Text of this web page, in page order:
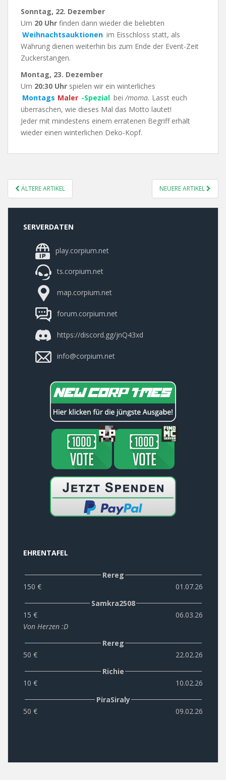
Sonntag, 22. Dezember
Um 20 Uhr finden dann wieder die beliebten
Weihnachtsauktionen im Eisschloss statt, als
Währung dienen weiterhin bis zum Ende der Event-Zeit
Zuckerstangen.
Montag, 23. Dezember
Um 20:30 Uhr spielen wir ein winterliches
Montags Maler -Spezial bei /moma. Lasst euch
überraschen, wie dieses Mal das Motto lautet!
Jeder mit mindestens einem erratenen Begriff erhält
wieder einen winterlichen Deko-Kopf.
POSTS
NAVIGATION
ÄLTERE ARTIKEL NEUERE ARTIKEL
SERVERDATEN
play.corpium.net
ts.corpium.net
map.corpium.net
forum.corpium.net
https://discord.gg/jnQ43xd
info@corpium.net
EHRENTAFEL
Rereg
150 €
01.07.26
Samkra2508
15 €
06.03.26
Von Herzen :D
Rereg
50 €
22.02.26
Richie
10 €
10.02.26
PiraSiraly
50 €
09.02.26